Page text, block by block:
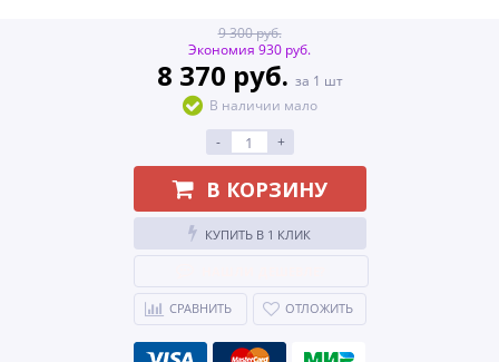
9 300 руб.
Экономия 930 руб.
8 370 руб. за 1 шт
В наличии мало
-
+
В КОРЗИНУ
КУПИТЬ В 1 КЛИК
СРАВНИТЬ ОТЛОЖИТЬ